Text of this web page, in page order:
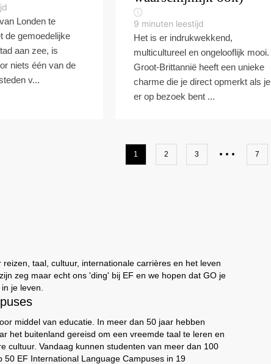
Londen te
de gemoedelijke
aan zee, is
niets één van de
v...
9 minuten leestijd
Het is er indrukwekkend,
multicultureel en ongelooflijk mooi.
Groot-Brittannië heeft een unieke
charme die je direct opmerkt als je
er op bezoek bent ...
1 2 3 7
taal, cultuur, internationale carrières en het leven
zeg maar echt ons 'ding' bij EF en we hopen dat GO je
je leven.
middel van educatie. In meer dan 50 jaar hebben
het buitenland gereisd om een vreemde taal te leren en
cultuur. Vandaag kunnen studenten van meer dan 100
EF International Language Campuses in 19